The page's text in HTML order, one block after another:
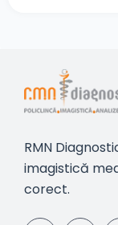
RMN
imagistică
corect.